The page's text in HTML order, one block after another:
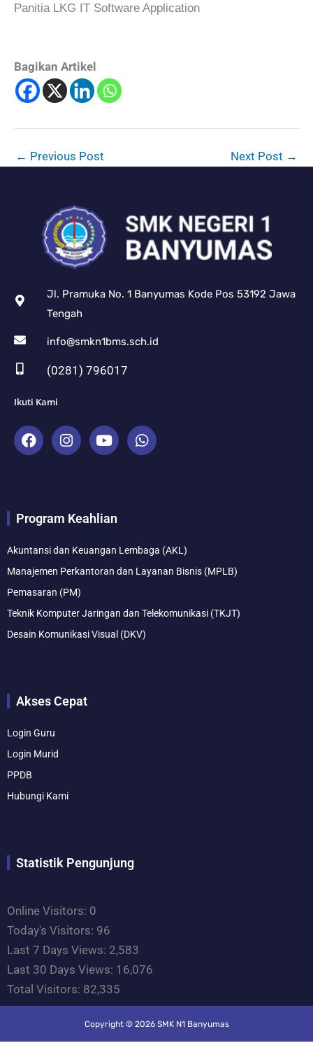
Panitia LKG IT Software Application
Bagikan Artikel
← Previous Post Next Post →
Jl. Pramuka No. 1 Banyumas Kode Pos 53192 Jawa
Tengah
info@smkn1bms.sch.id
(0281) 796017
Ikuti Kami
F
a
o
I
n
r
m
Y
o
e
W
h
Program Keahlian
Akuntansi dan Keuangan Lembaga (AKL)
Manajemen Perkantoran dan Layanan Bisnis (MPLB)
Pemasaran (PM)
Teknik Komputer Jaringan dan Telekomunikasi (TKJT)
Desain Komunikasi Visual (DKV)
Akses Cepat
Login Guru
Login Murid
PPDB
Hubungi Kami
Statistik Pengunjung
Online Visitors: 0
Today's Visitors: 96
Last 7 Days Views: 2,583
Last 30 Days Views: 16,076
Total Visitors: 82,335
Copyright © 2026 SMK N1 Banyumas